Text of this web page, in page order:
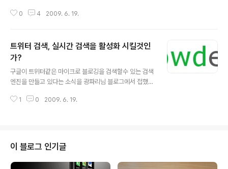
사파리4의 다운로드가 3일만에 1천1백만이라고 했는데 "새발의 피" 였군요. 그
위해서 아이콘 작업을 새로 한 모양이네요. 이전 버전 아이콘보다 불여우(파이
어폭스) 머리는 더 진하게 나왔고, 불여우가 감싸고 있는 지구는 좀더 연한 색으
로, 꼬리색은 더 노랗게 바뀌었다고 합니다. 아이콘은 두가지 모양을 선보였는
데 그림자가 있는 Shad..
0 4 2009. 6. 19.
트위터 검색, 실시간 검색을 활성화 시킬것인
가?
구글이 트위터같은 마이크로 블로깅을 검색할수 있는 검색
엔진을 만들고 있다는 소식을 광파리님 블로그에서 접했었
가 세운 벤쳐기업인 CrowdEye라는 회사에서 구글보다
가을 회사를 떠난뒤 CrowdEye라는 벤쳐기업을 세우고
실시간 트위터 검색 엔진을 개발해왔다고 하는군요. 이 서
비스는 회사명 그대로 CrowdEye라는 이름으로 어제밤 1
1 0 2009. 6. 19.
이 블로그 인기글